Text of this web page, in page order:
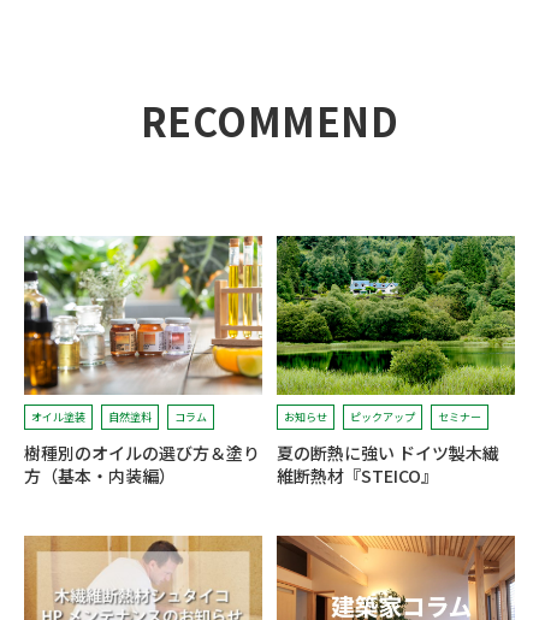
RECOMMEND
オイル塗装 自然塗料 コラム
樹種別のオイルの選び方＆塗り
方（基本・内装編）
お知らせ ピックアップ セミナー
夏の断熱に強い ドイツ製木繊
維断熱材『STEICO』